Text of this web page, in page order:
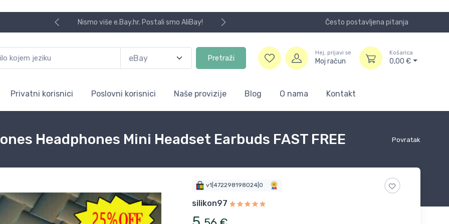
Nismo više e.Bay.hr. Postali smo AliBay! Često postavljena pitanja
Pretraži
Hej, prijavi se
Moj račun
Košarica
0,00 €
Privatni korisnici Poslovni korisnici Naše provizije Blog O nama Kontakt
Povratak
Headphones Mini Headset Earbuds FAST FREE
v1|472298198024|0
silikon97